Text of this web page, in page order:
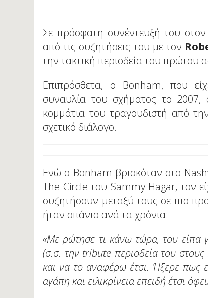
Σε πρόσφατη συνέντευξή του
από τις συζητήσεις του με τον
την τακτική περιοδεία του πρώτου
Επιπρόσθετα, ο Bonham, που
συναυλία του σχήματος το 2007,
κομμάτια του τραγουδιστή από
σχετικό διάλογο.
Ενώ ο Bonham βρισκόταν στο
The Circle του Sammy Hagar, τον
συζητήσουν μεταξύ τους σε πιο
ήταν σπάνιο ανά τα χρόνια:
«Με ρώτησε τι κάνω τώρα, του είπα
(σ.σ. την tribute περιοδεία του
και να το αναφέρω έτσι. Ήξερε πως
αγάπη και ειλικρίνεια επειδή έτσι